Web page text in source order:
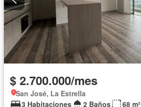
$ 2.700.000/mes
San José, La Estrella
3 Habitaciones
2 Baños
68 m²